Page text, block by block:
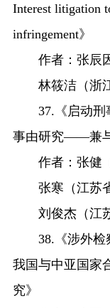
Interest litigation
infringement》
作者：张辰因
林筱洁（浙江
37.《启动刑
事由研究——兼与
作者：张健（
张寒（江苏省
刘俊杰（江苏
38.《涉外检
我国与中亚国家
究》